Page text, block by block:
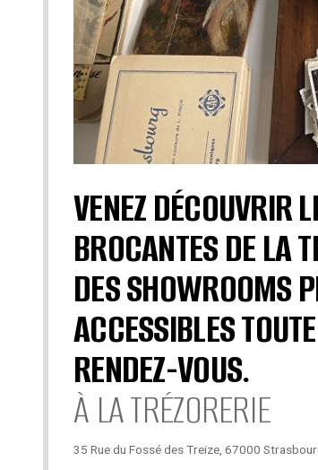
VENEZ DÉCOUVRIR
BROCANTES DE LA
DES SHOWROOMS
ACCESSIBLES
RENDEZ-VOUS.
À LA TRÉZORERIE
35 Rue du Fossé des Treize, 67000